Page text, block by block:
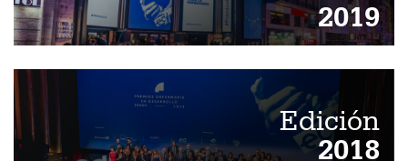
2019
Edición
2018